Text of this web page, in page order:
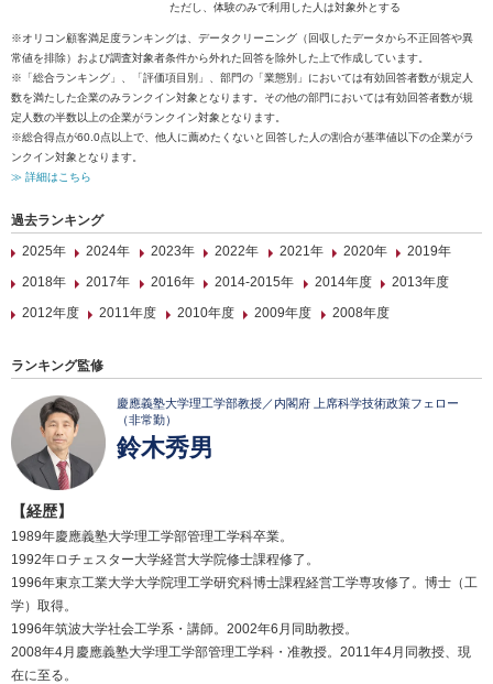
ただし、体験のみで利用した人は対象外とする
※オリコン顧客満足度ランキングは、データクリーニング（回収したデータから不正回答や異
常値を排除）および調査対象者条件から外れた回答を除外した上で作成しています。
※「総合ランキング」、「評価項目別」、部門の「業態別」においては有効回答者数が規定人
数を満たした企業のみランクイン対象となります。その他の部門においては有効回答者数が規
定人数の半数以上の企業がランクイン対象となります。
※総合得点が60.0点以上で、他人に薦めたくないと回答した人の割合が基準値以下の企業がラ
ンクイン対象となります。
≫ 詳細はこちら
過去ランキング
2025年
2024年 2023年 2022年 2021年 2020年
2019年
2018年
2017年 2016年 2014-2015年 2014年度
2013年度
2012年度
2011年度 2010年度 2009年度 2008年度
ランキング監修
慶應義塾大学理工学部教授／内閣府 上席科学技術政策フェロー
（非常勤）
鈴木秀男
【経歴】
1989年慶應義塾大学理工学部管理工学科卒業。
1992年ロチェスター大学経営大学院修士課程修了。
1996年東京工業大学大学院理工学研究科博士課程経営工学専攻修了。博士（工
学）取得。
1996年筑波大学社会工学系・講師。2002年6月同助教授。
2008年4月慶應義塾大学理工学部管理工学科・准教授。2011年4月同教授、現
在に至る。